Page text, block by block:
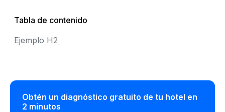
Tabla de contenido
Ejemplo H2
Obtén un diagnóstico gratuito de tu hotel en
2 minutos